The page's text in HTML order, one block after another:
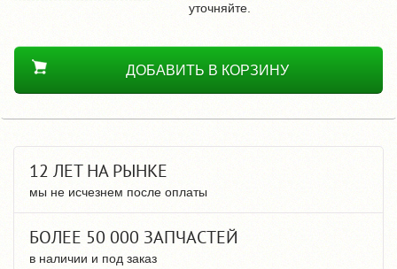
уточняйте.
ДОБАВИТЬ В КОРЗИНУ
12 ЛЕТ НА РЫНКЕ
мы не исчезнем после оплаты
БОЛЕЕ 50 000 ЗАПЧАСТЕЙ
в наличии и под заказ